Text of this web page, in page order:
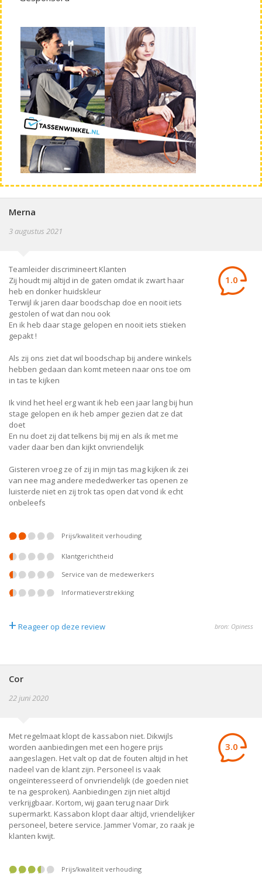
Merna
3 augustus 2021
Teamleider discrimineert Klanten
Zij houdt mij altijd in de gaten omdat ik zwart haar
heb en donker huidskleur
Terwijl ik jaren daar boodschap doe en nooit iets
gestolen of wat dan nou ook
En ik heb daar stage gelopen en nooit iets stieken
gepakt !
Als zij ons ziet dat wil boodschap bij andere winkels
hebben gedaan dan komt meteen naar ons toe om
in tas te kijken
Ik vind het heel erg want ik heb een jaar lang bij hun
stage gelopen en ik heb amper gezien dat ze dat
doet
En nu doet zij dat telkens bij mij en als ik met me
vader daar ben dan kijkt onvriendelijk
Gisteren vroeg ze of zij in mijn tas mag kijken ik zei
van nee mag andere mededwerker tas openen ze
luisterde niet en zij trok tas open dat vond ik echt
onbeleefs
1.0
prijs/kwaliteit verhouding
klantgerichtheid
service van de medewerkers
informatieverstrekking
+ Reageer op deze review bron: Opiness
Cor
22 juni 2020
Met regelmaat klopt de kassabon niet. Dikwijls
worden aanbiedingen met een hogere prijs
aangeslagen. Het valt op dat de fouten altijd in het
nadeel van de klant zijn. Personeel is vaak
ongeïnteresseerd of onvriendelijk (de goeden niet
te na gesproken). Aanbiedingen zijn niet altijd
verkrijgbaar. Kortom, wij gaan terug naar Dirk
supermarkt. Kassabon klopt daar altijd, vriendelijker
personeel, betere service. Jammer Vomar, zo raak je
klanten kwijt.
3.0
prijs/kwaliteit verhouding